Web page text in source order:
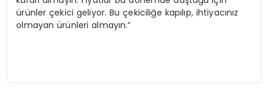
ürünler çekici geliyor. Bu çekiciliğe kapılıp, ihtiyacınız
olmayan ürünleri almayın.”